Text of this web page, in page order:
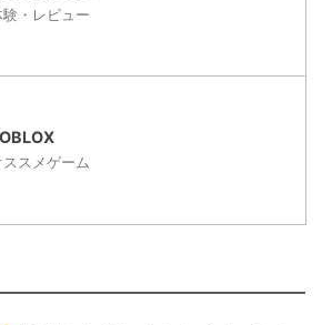
験・レビュー
ススメゲーム